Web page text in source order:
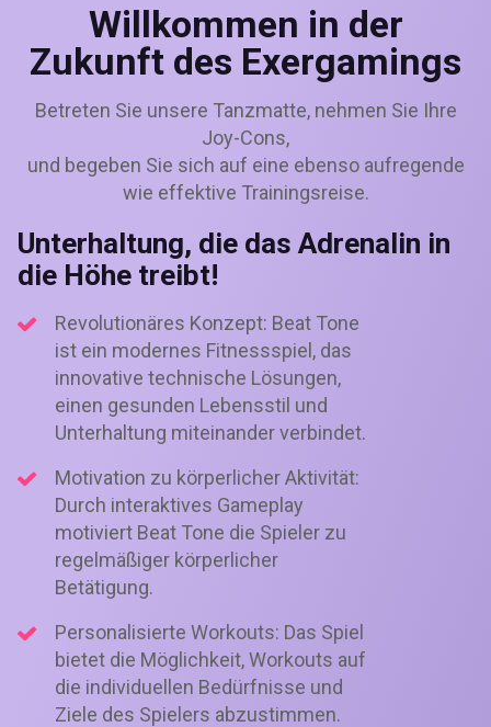
Willkommen in der
Zukunft des Exergamings
Betreten Sie unsere Tanzmatte, nehmen Sie Ihre
Joy-Cons,
und begeben Sie sich auf eine ebenso aufregende
wie effektive Trainingsreise.
Unterhaltung, die das Adrenalin in
die Höhe treibt!
Revolutionäres Konzept: Beat Tone
ist ein modernes Fitnessspiel, das
innovative technische Lösungen,
einen gesunden Lebensstil und
Unterhaltung miteinander verbindet.
Motivation zu körperlicher Aktivität:
Durch interaktives Gameplay
motiviert Beat Tone die Spieler zu
regelmäßiger körperlicher
Betätigung.
Personalisierte Workouts: Das Spiel
bietet die Möglichkeit, Workouts auf
die individuellen Bedürfnisse und
Ziele des Spielers abzustimmen.